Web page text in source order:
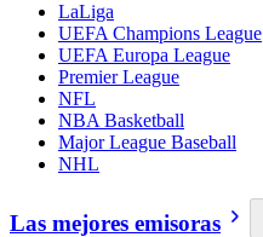
LaLiga
UEFA Champions League
UEFA Europa League
Premier League
NFL
NBA Basketball
Major League Baseball
NHL
Las mejores emisoras